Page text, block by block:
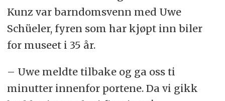
Kunz var barndomsvenn med Uwe
Schüeler, fyren som har kjøpt inn biler
for museet i 35 år.
– Uwe meldte tilbake og ga oss ti
minutter innenfor portene. Da vi gikk